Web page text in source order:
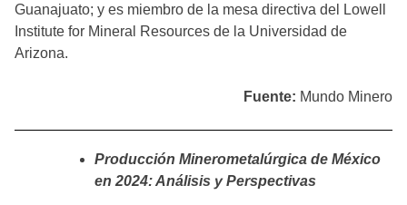
Guanajuato; y es miembro de la mesa directiva del Lowell
Institute for Mineral Resources de la Universidad de
Arizona.
Fuente: Mundo Minero
Producción Minerometalúrgica de México
en 2024: Análisis y Perspectivas